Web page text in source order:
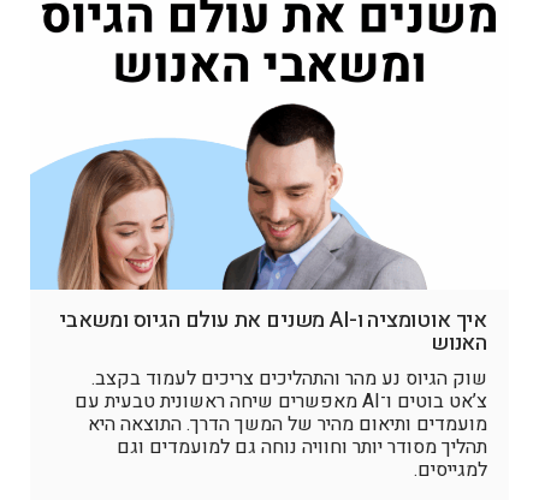
איך אוטומציה ו-AI משנים את עולם הגיוס ומשאבי
האנוש
שוק הגיוס נע מהר והתהליכים צריכים לעמוד בקצב.
צ’אט בוטים ו־AI מאפשרים שיחה ראשונית טבעית עם
מועמדים ותיאום מהיר של המשך הדרך. התוצאה היא
תהליך מסודר יותר וחוויה נוחה גם למועמדים וגם
למגייסים.